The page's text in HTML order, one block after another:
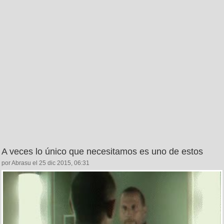
A veces lo único que necesitamos es uno de estos
por Abrasu el 25 dic 2015, 06:31